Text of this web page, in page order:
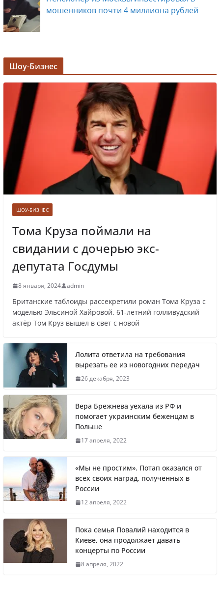
мошенников почти 4 миллиона рублей
Задержана мэр Кургана Елена Ситникова, в
её кабинете прошли обыски
Лолита ответила на требования вырезать
ее из новогодних передач
Врач назвал самые вредные продукты для
Врачи рассказали о состоянии младенца,
которого бросили замерзать на остановке
Названы регионы России, где
продолжилась мобилизация
Что заявил многолетний друг Путина
Житель Швеции продал яхту и купил
Вера Брежнева уехала из РФ и помогает
Литва первой в Европе полностью
Шоу-Бизнес
ШОУ-БИЗНЕС
Тома Круза поймали на
свидании с дочерью экс-
депутата Госдумы
8 января, 2024 admin
Британские таблоиды рассекретили роман Тома Круза с
моделью Эльсиной Хайровой. 61-летний голливудский
актёр Том Круз вышел в свет с новой
Лолита ответила на требования
вырезать ее из новогодних передач
26 декабря, 2023
Вера Брежнева уехала из РФ и
помогает украинским беженцам в
Польше
17 апреля, 2022
«Мы не простим». Потап оказался от
всех своих наград, полученных в
России
12 апреля, 2022
Пока семья Повалий находится в
Киеве, она продолжает давать
концерты по России
8 апреля, 2022